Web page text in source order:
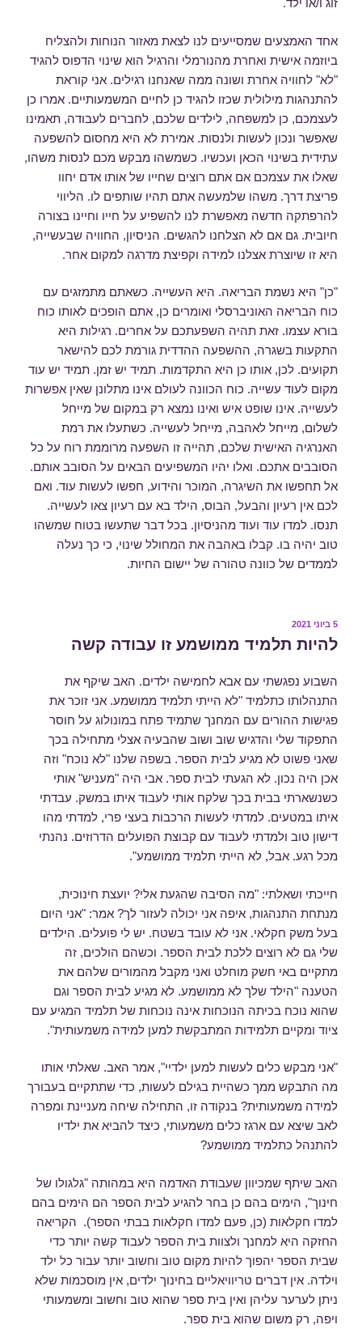
זוג ו/או ילד.
אחד האמצעים שמסייעים לנו לצאת מאזור הנוחות ולהצליח
ביוזמה אישית ואחרת מהנורמלי והרגיל הוא שינוי הדפוס להגיד
"לא" לחוויה אחרת ושונה ממה שאנחנו רגילים. אני קוראת
להתנהגות מילולית שכזו להגיד כן לחיים המשמעותיים. אמרו כן
לעצמכם, כן למשפחה, לילדים שלכם, לחברים לעבודה, תאמינו
שאפשר ונכון לעשות ולנסות. אמירת לא היא מחסום להשפעה
עתידית בשינוי הכאן ועכשיו. כשמשהו מבקש מכם לנסות משהו,
שאלו את עצמכם אם אתם רוצים שחייו של אותו אדם יחוו
פריצת דרך. משהו שלמעשה אתם תהיו שותפים לו. הליווי
להרפתקה חדשה מאפשרת לנו להשפיע על חייו וחיינו בצורה
חיובית. גם אם לא הצלחנו להגשים. הניסיון, החוויה שבעשייה,
היא זו שיוצרת אצלנו למידה וקפיצת מדרגה למקום אחר.
"כן" היא נשמת הבריאה. היא העשייה. כשאתם מתמזגים עם
כוח הבריאה האוניברסלי ואומרים כן, אתם הופכים לאותו כוח
בורא עצמו. זאת תהיה השפעתכם על אחרים. רגילות היא
התקעות בשגרה, ההשפעה ההדדית גורמת לכם להישאר
תקועים. לכן, אותו כן היא התקדמות. תמיד יש זמן. תמיד יש עוד
מקום לעוד עשייה. כוח הכוונה לעולם אינו מתלונן שאין אפשרות
לעשייה. אינו שופט איש ואינו נמצא רק במקום של מייחל
לשלום, מייחל לאהבה, מייחל לעשייה. כשתעלו את רמת
האנרגיה האישית שלכם, תהייה זו השפעה מרוממת רוח על כל
הסובבים אתכם. ואלו יהיו המשפיעים הבאים על הסובב אותם.
אל תחפשו את השיגרה, המוכר והידוע, חפשו לעשות עוד. ואם
לכם אין רעיון והבעל, הבוס, הילד בא עם רעיון צאו לעשייה.
תנסו. למדו עוד ועוד מהניסיון. בכל דבר שתעשו בטוח שמשהו
טוב יהיה בו. קבלו באהבה את המחולל שינוי, כי כך נעלה
לממדים של כוונה טהורה של יישום החיות.
פורסם
5 ביוני 2021
להיות תלמיד ממושמע זו עבודה קשה
השבוע נפגשתי עם אבא לחמישה ילדים. האב שיקף את
התנהלותו כתלמיד "לא הייתי תלמיד ממושמע. אני זוכר את
פגישות ההורים עם המחנך שתמיד פתח במונולוג על חוסר
התפקוד שלי והדגיש שוב ושוב שהבעיה אצלי מתחילה בכך
שאני פשוט לא מגיע לבית הספר. בשפה שלנו "לא נוכח" וזה
אכן היה נכון. לא הגעתי לבית ספר. אבי היה "מעניש" אותי
כשנשארתי בבית בכך שלקח אותי לעבוד איתו במשק. עבדתי
איתו במטעים. למדתי לעשות הרכבות בעצי פרי, למדתי מהו
דישון טוב ולמדתי לעבוד עם קבוצת הפועלים הדרוזים. נהנתי
מכל רגע. אבל, לא הייתי תלמיד ממושמע".
חייכתי ושאלתי: "מה הסיבה שהגעת אלי? יועצת חינוכית,
מנתחת התנהגות, איפה אני יכולה לעזור לך? אמר: "אני היום
בעל משק חקלאי. אני לא עובד בשטח. יש לי פועלים. הילדים
שלי גם לא רוצים ללכת לבית הספר. וכשהם הולכים, זה
מתקיים באי חשק מוחלט ואני מקבל מהמורים שלהם את
הטענה "הילד שלך לא ממושמע. לא מגיע לבית הספר וגם
שהוא נוכח בכיתה הנוכחות אינה נוכחות של תלמיד המגיע עם
ציוד ומקיים תלמידות המתבקשת למען למידה משמעותית".
"אני מבקש כלים לעשות למען ילדיי", אמר האב. שאלתי אותו
מה התבקש ממך כשהיית בגילם לעשות, כדי שתתקיים בעבורך
למידה משמעותית? בנקודה זו, התחילה שיחה מעניינת ומפרה
לאב שיצא עם ארגז כלים משמעותי, כיצד להביא את ילדיו
להתנהל כתלמיד ממושמע?
האב שיתף שמכיוון שעבודת האדמה היא במהותה "גלגולו של
חינוך", הימים בהם כן בחר להגיע לבית הספר הם הימים בהם
למדו חקלאות (כן, פעם למדו חקלאות בבתי הספר). הקריאה
החזקה היא למחנך ולצוות בית הספר לעבוד קשה יותר כדי
שבית הספר יהפוך להיות מקום טוב וחשוב יותר עבור כל ילד
וילדה. אין דברים טריוויאליים בחינוך ילדים, אין מוסכמות שלא
ניתן לערער עליהן ואין בית ספר שהוא טוב וחשוב ומשמעותי
ויפה, רק משום שהוא בית ספר.